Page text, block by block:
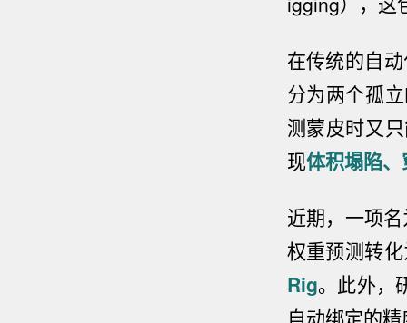
在传统的自
分为两个孤
测蒙皮时又
现体积塌陷
近期，一项
权重预测转
Rig。此外，
自动绑定的